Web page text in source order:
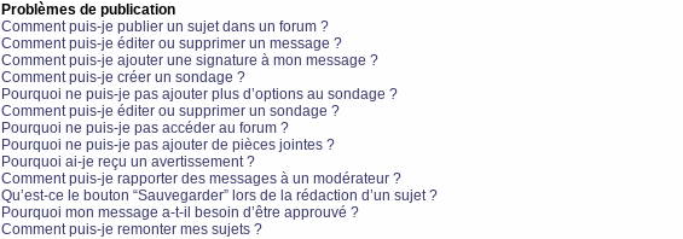
Problèmes de publication
Comment puis-je publier un sujet dans un forum ?
Comment puis-je éditer ou supprimer un message ?
Comment puis-je ajouter une signature à mon message ?
Comment puis-je créer un sondage ?
Pourquoi ne puis-je pas ajouter plus d’options au sondage ?
Comment puis-je éditer ou supprimer un sondage ?
Pourquoi ne puis-je pas accéder au forum ?
Pourquoi ne puis-je pas ajouter de pièces jointes ?
Pourquoi ai-je reçu un avertissement ?
Comment puis-je rapporter des messages à un modérateur ?
Qu’est-ce le bouton “Sauvegarder” lors de la rédaction d’un sujet ?
Pourquoi mon message a-t-il besoin d’être approuvé ?
Comment puis-je remonter mes sujets ?